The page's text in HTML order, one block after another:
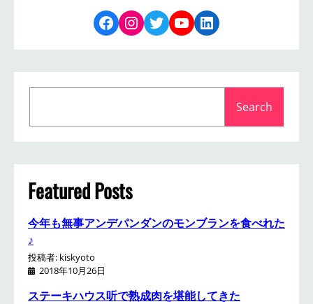
Facebook Instagram Twitter YouTube LinkedIn
a
r
c
h
Search
Featured Posts
今年も無事アンデパンダンのモンブランを食べれた
♪
投稿者: kiskyoto
2018年10月26日
ステーキハウス听で熟成肉を堪能してきた